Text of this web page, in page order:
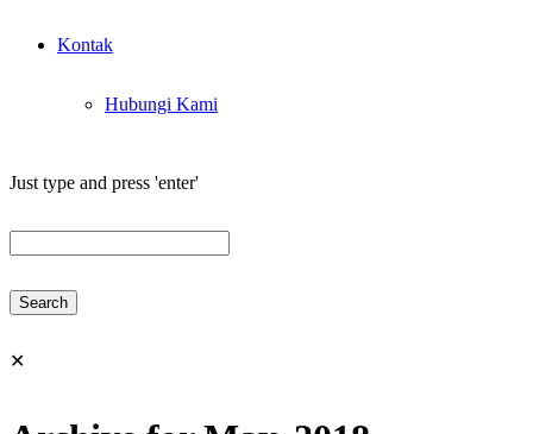
Kontak
Hubungi Kami
Just type and press 'enter'
✕